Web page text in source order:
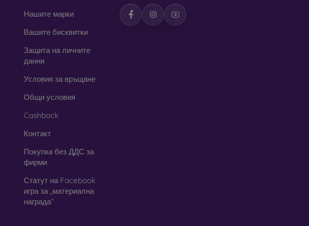
Нашите марки
Вашите бисквитки
Защита на личните
данни
Условия за връщане
Общи условия
Cashback
Контакт
Покупка без ДДС за
фирми
Статут на Facebook
игра за „материална
награда“